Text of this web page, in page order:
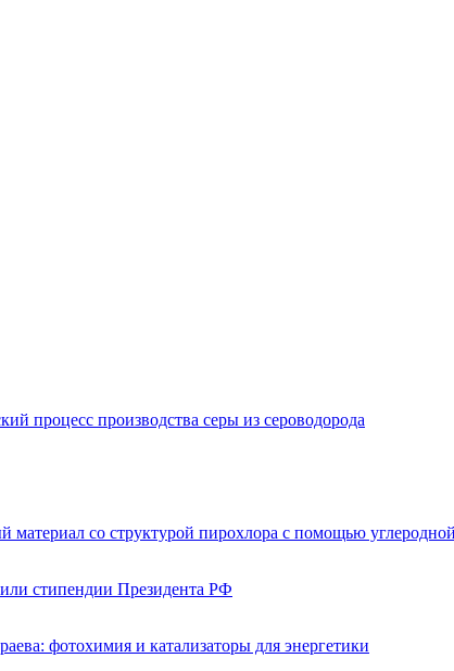
процесс производства серы из сероводорода
материал со структурой пирохлора с помощью
стипендии Президента РФ
фотохимия и катализаторы для энергетики